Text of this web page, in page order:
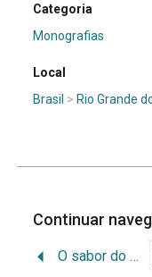
Categoria
Monografias
Local
Brasil > Rio Grande
Continuar
O sabor do arquivo